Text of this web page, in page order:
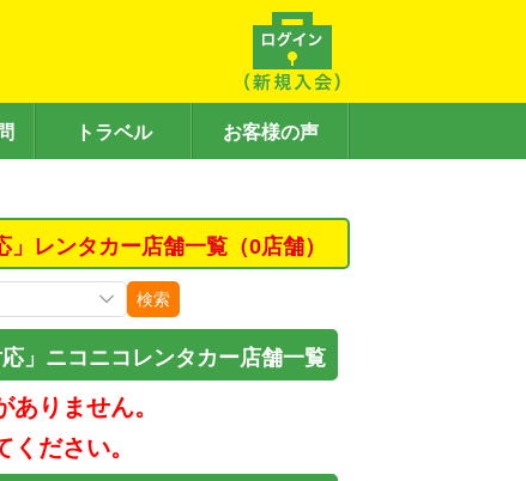
トラベル お客様の声
レンタカー店舗一覧（0店舗）
検索
」ニコニコレンタカー店舗一覧
りません。
ださい。